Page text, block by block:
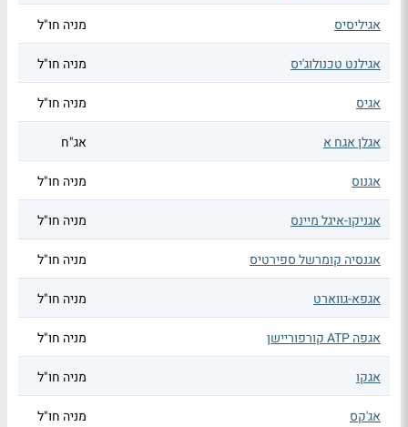
אגיליסיס מניה חו"ל
אגילנט טכנולוג'יס מניה חו"ל
אגיס מניה חו"ל
אגלן אגח א אג"ח
אגנוס מניה חו"ל
אגניקו-איגל מיינס מניה חו"ל
אגנסיה קומרשל ספירטיס מניה חו"ל
אגפא-גווארט מניה חו"ל
אגפה ATP קורפוריישן מניה חו"ל
אגקו מניה חו"ל
אג'קס מניה חו"ל